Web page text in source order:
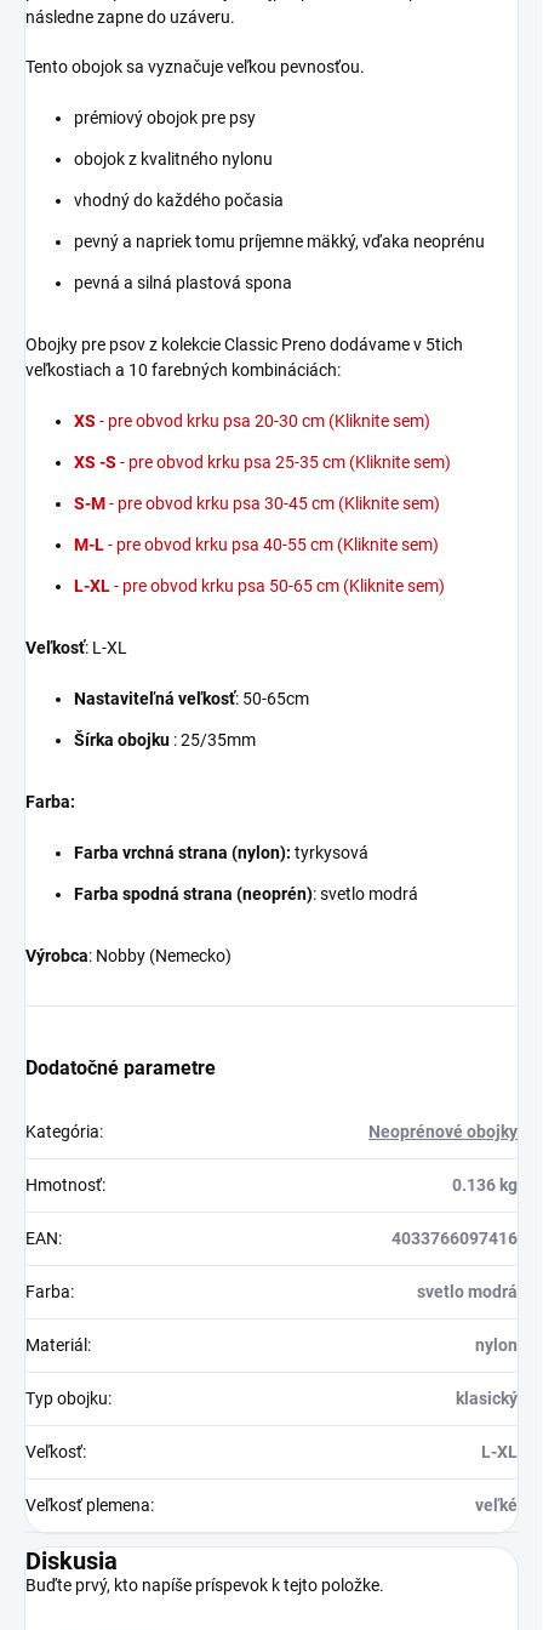
následne zapne do uzáveru.
Tento obojok sa vyznačuje veľkou pevnosťou.
prémiový obojok pre psy
obojok z kvalitného nylonu
vhodný do každého počasia
pevný a napriek tomu príjemne mäkký, vďaka neoprénu
pevná a silná plastová spona
Obojky pre psov z kolekcie Classic Preno dodávame v 5tich
veľkostiach a 10 farebných kombináciách:
XS - pre obvod krku psa 20-30 cm (Kliknite sem)
XS -S - pre obvod krku psa 25-35 cm (Kliknite sem)
S-M- pre obvod krku psa 30-45 cm (Kliknite sem)
M-L- pre obvod krku psa 40-55 cm (Kliknite sem)
L-XL- pre obvod krku psa 50-65 cm (Kliknite sem)
Veľkosť: L-XL
Nastaviteľná veľkosť: 50-65cm
Šírka obojku : 25/35mm
Farba:
Farba vrchná strana (nylon): tyrkysová
Farba spodná strana (neoprén): svetlo modrá
Výrobca: Nobby (Nemecko)
Dodatočné parametre
Kategória: Neoprénové obojky
Hmotnosť: 0.136 kg
EAN: 4033766097416
Farba: svetlo modrá
Materiál : nylon
Typ obojku: klasický
Veľkosť: L-XL
Veľkosť plemena: veľké
Diskusia
Buďte prvý, kto napíše príspevok k tejto položke.